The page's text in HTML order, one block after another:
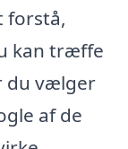
forstå,
kan træffe
du vælger
af de